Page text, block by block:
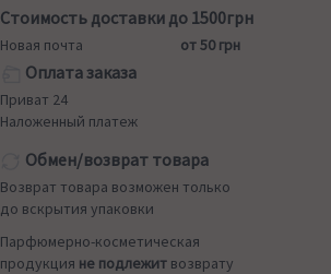
Стоимость доставки до 1500грн
Новая почта от 50 грн
Оплата заказа
Приват 24
Наложенный платеж
Обмен/возврат товара
Возврат товара возможен только
до вскрытия упаковки
Парфюмерно-косметическая
продукция не подлежит возврату